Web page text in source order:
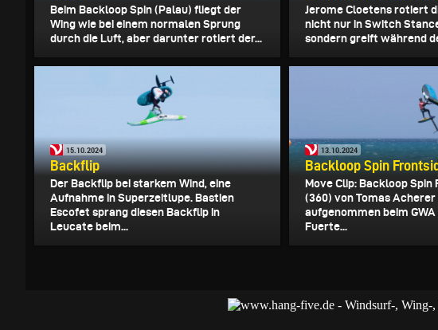
Beim Backloop Spin (Palau) fliegt der
Wing wie bei einem normalen Sprung
durch die Luft, aber darunter rotiert der...
Jerome Cloetens rotiert
nicht nur in Switch
sondern greift während
15.10.2024
Backflip
Der Backflip bei starkem Wind, eine
Aufnahme in Superzeitlupe. Bastien
Escofet sprang diesen Backflip in
Leucate beim...
13.10.2024
Backloop Spin
Move Clip: Backloop Spin
(360) von Tomas Acherer
aufgenommen beim
Fuerte...